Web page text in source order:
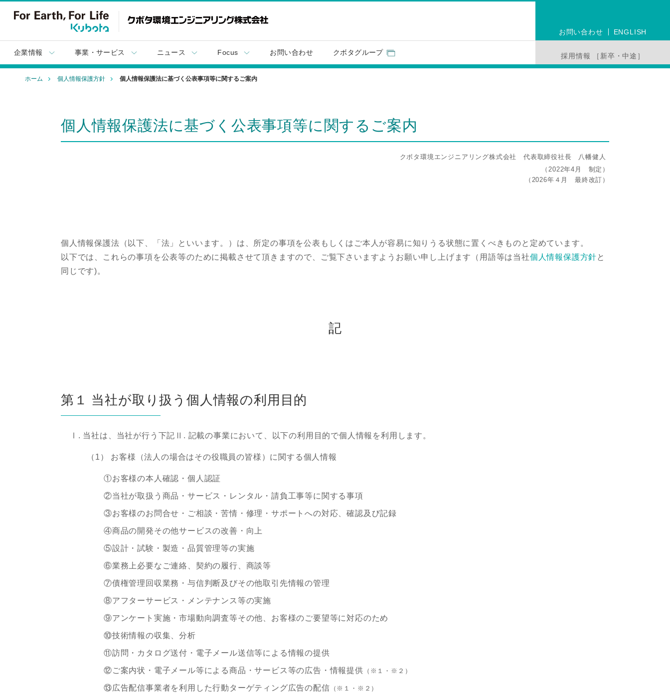
お問い合わせ ENGLISH
企業情報 事業・サービス ニュース Focus お問い合わせ クボタグループ 採用情報 ［新卒・中途］
ホーム 個人情報保護方針 個人情報保護法に基づく公表事項等に関するご案内
個人情報保護法に基づく公表事項等に関するご案内
クボタ環境エンジニアリング株式会社 代表取締役社長 八幡健人
（2022年4月 制定）
（2026年４月 最終改訂）
個人情報保護法（以下、「法」といいます。）は、所定の事項を公表もしくはご本人が容易に知りうる状態に置くべきものと定めています。
以下では、これらの事項を公表等のために掲載させて頂きますので、ご覧下さいますようお願い申し上げます（用語等は当社個人情報保護方針と
同じです)。
記
第１ 当社が取り扱う個人情報の利用目的
Ⅰ. 当社は、当社が行う下記Ⅱ. 記載の事業において、以下の利用目的で個人情報を利用します。
（1） お客様（法人の場合はその役職員の皆様）に関する個人情報
①お客様の本人確認・個人認証
②当社が取扱う商品・サービス・レンタル・請負工事等に関する事項
③お客様のお問合せ・ご相談・苦情・修理・サポートへの対応、確認及び記録
④商品の開発その他サービスの改善・向上
⑤設計・試験・製造・品質管理等の実施
⑥業務上必要なご連絡、契約の履行、商談等
⑦債権管理回収業務・与信判断及びその他取引先情報の管理
⑧アフターサービス・メンテナンス等の実施
⑨アンケート実施・市場動向調査等その他、お客様のご要望等に対応のため
⑩技術情報の収集、分析
⑪訪問・カタログ送付・電子メール送信等による情報の提供
⑫ご案内状・電子メール等による商品・サービス等の広告・情報提供 （※１・※２）
⑬広告配信事業者を利用した行動ターゲティング広告の配信 （※１・※２）